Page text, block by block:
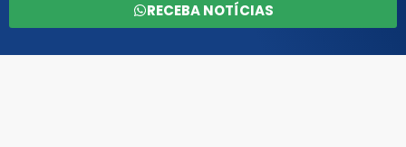
RECEBA NOTÍCIAS